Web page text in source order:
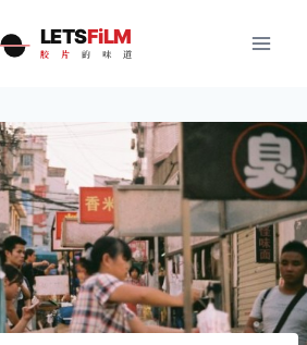
LETSFiLM
胶 片 的 味 道